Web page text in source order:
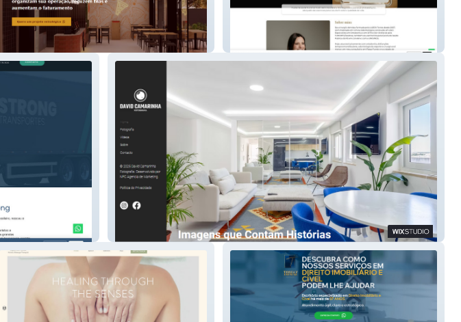
Verlyne Arquitetura Dra. Marjorie
David Camarinha Fotografia